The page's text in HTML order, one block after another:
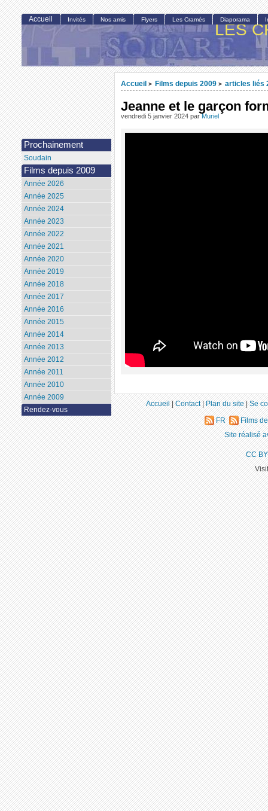
LES
Accueil > Films depuis 2009 > articles liés
Jeanne et le garçon
vendredi 5 janvier 2024 par Muriel
Accueil Invités Nos amis Flyers Les Cramés Diaporama
Prochainement
Soudain
Films depuis 2009
Année 2026
Année 2025
Année 2024
Année 2023
Année 2022
Année 2021
Année 2020
Année 2019
Année 2018
Année 2017
Année 2016
Année 2015
Année 2014
Année 2013
Année 2012
Année 2011
Année 2010
Année 2009
Rendez-vous
Accueil|Contact|Plan du site|Se
FR
Films
Site réalisé
CC